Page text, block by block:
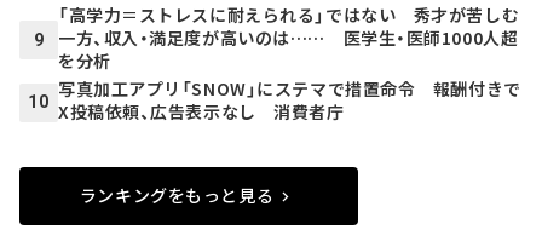
9
「高学力＝ストレスに耐えられる」ではない 秀才が苦しむ
一方、収入・満足度が高いのは…… 医学生・医師1000人超
を分析
10
写真加工アプリ「SNOW」にステマで措置命令 報酬付きで
X投稿依頼、広告表示なし 消費者庁
ランキングをもっと見る